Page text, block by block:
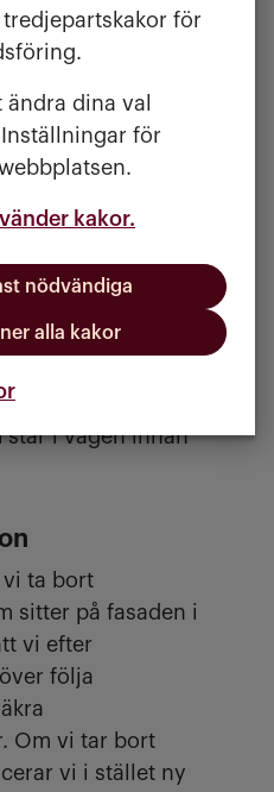
tredjepartskakor för
ändra dina val
för
kakor.
nödvändiga
alla kakor
i trädgården
arbetsområde
kunna komma
material och
ansvar för lösa
därför viktigt att
står i vägen innan
vi ta bort
sitter på fasaden i
vi efter
följa
Om vi tar bort
vi i stället ny